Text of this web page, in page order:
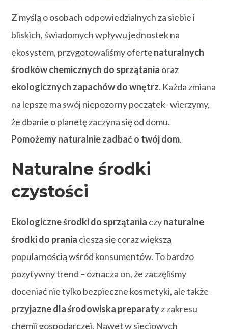
Z myślą o osobach odpowiedzialnych za siebie i
bliskich, świadomych wpływu jednostek na
ekosystem, przygotowaliśmy ofertęnaturalnych
środków chemicznych do sprzątania oraz
ekologicznych zapachów do wnętrz. Każda zmiana
na lepsze ma swój niepozorny początek- wierzymy,
że dbanie o planetę zaczyna się od domu.
Pomożemy naturalnie zadbać o twój dom.
Naturalne środki
czystości
Ekologiczne środki do sprzątania czynaturalne
środki do prania cieszą się coraz większą
popularnością wśród konsumentów. To bardzo
pozytywny trend – oznacza on, że zaczęliśmy
doceniać nie tylko bezpieczne kosmetyki, ale także
przyjazne dla środowiska preparatyz zakresu
chemii gospodarczej. Nawet w sieciowych